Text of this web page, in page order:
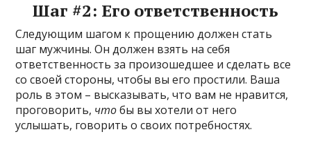
Шаг #2: Его ответственность
Следующим шагом к прощению должен стать
шаг мужчины. Он должен взять на себя
ответственность за произошедшее и сделать все
со своей стороны, чтобы вы его простили. Ваша
роль в этом – высказывать, что вам не нравится,
проговорить, чтобы вы хотели от него
услышать, говорить о своих потребностях.